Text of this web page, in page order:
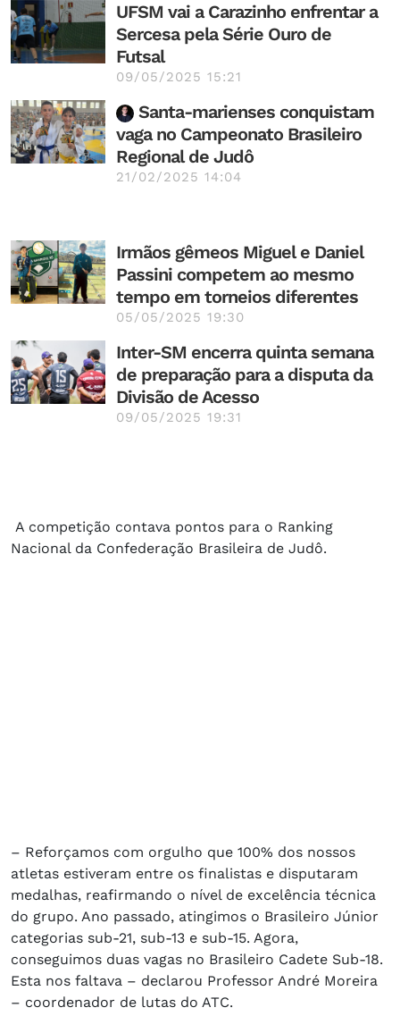
UFSM vai a Carazinho enfrentar a
Sercesa pela Série Ouro de
Futsal
09/05/2025 15:21
Santa-marienses conquistam
vaga no Campeonato Brasileiro
Regional de Judô
21/02/2025 14:04
Irmãos gêmeos Miguel e Daniel
Passini competem ao mesmo
tempo em torneios diferentes
05/05/2025 19:30
Inter-SM encerra quinta semana
de preparação para a disputa da
Divisão de Acesso
09/05/2025 19:31
A competição contava pontos para o Ranking
Nacional da Confederação Brasileira de Judô.
– Reforçamos com orgulho que 100% dos nossos
atletas estiveram entre os finalistas e disputaram
medalhas, reafirmando o nível de excelência técnica
do grupo. Ano passado, atingimos o Brasileiro Júnior
categorias sub-21, sub-13 e sub-15. Agora,
conseguimos duas vagas no Brasileiro Cadete Sub-18.
Esta nos faltava – declarou Professor André Moreira
– coordenador de lutas do ATC.